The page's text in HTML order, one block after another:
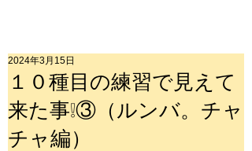
１０種目の練習で見えて
来た事❕③（ルンバ。チャ
チャ編）
2024年3月15日